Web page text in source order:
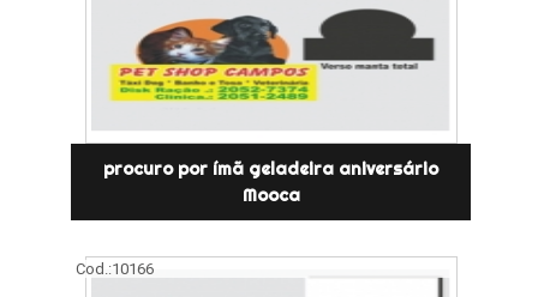
procuro por ímã geladeira aniversário
Mooca
Cod.:10166